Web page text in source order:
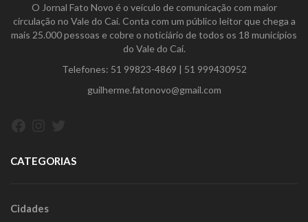
O Jornal Fato Novo é o veículo de comunicação com maior
circulação no Vale do Caí. Conta com um público leitor que chega a
mais 25.000 pessoas e cobre o noticiário de todos os 18 municípios
do Vale do Caí.
Telefones: 51 99823-4869 | 51 999430952
guilherme.fatonovo@gmail.com
CATEGORIAS
Cidades